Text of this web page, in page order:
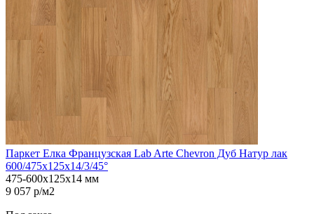
Паркет Елка Французская Lab Arte Chevron Дуб Натур лак
600/475х125х14/3/45°
475-600х125х14 мм
9 057 р/м2